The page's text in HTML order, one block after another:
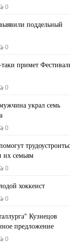
0
поддельный
0
примет
0
украл семь
0
их семьям
0
хоккеист
0
Кузнецов
предложение
0